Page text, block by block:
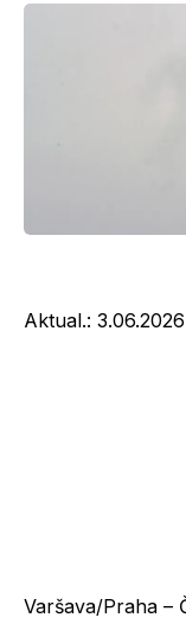
Aktual.: 3.06.2026
Varšava/Praha –